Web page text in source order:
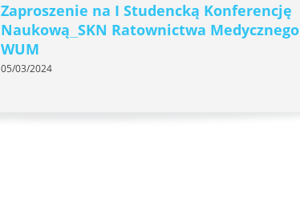
Zaproszenie na I Studencką Konferencję
Naukową_SKN Ratownictwa Medycznego
WUM
05/03/2024